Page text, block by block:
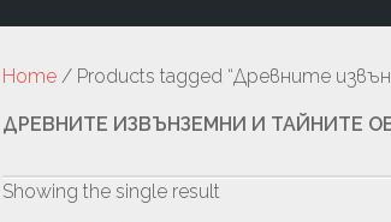
СИМВОЛИ
БЪЛГАРСКА
Home / Products tagged “Древните
ДРЕВНИТЕ ИЗВЪНЗЕМНИ И ТАЙНИТЕ
Showing the single result